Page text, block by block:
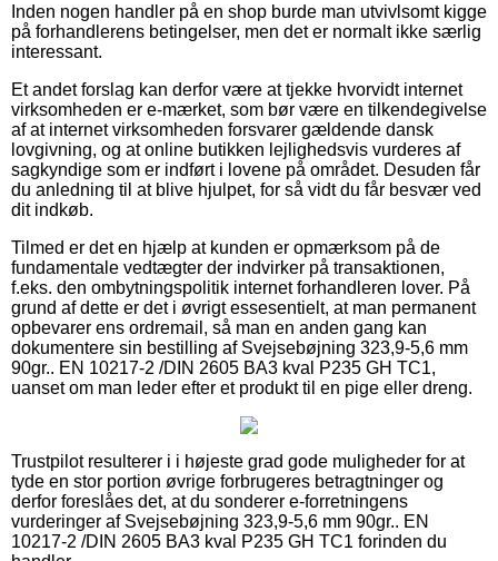
Inden nogen handler på en shop burde man utvivlsomt kigge
på forhandlerens betingelser, men det er normalt ikke særlig
interessant.
Et andet forslag kan derfor være at tjekke hvorvidt internet
virksomheden er e-mærket, som bør være en tilkendegivelse
af at internet virksomheden forsvarer gældende dansk
lovgivning, og at online butikken lejlighedsvis vurderes af
sagkyndige som er indført i lovene på området. Desuden får
du anledning til at blive hjulpet, for så vidt du får besvær ved
dit indkøb.
Tilmed er det en hjælp at kunden er opmærksom på de
fundamentale vedtægter der indvirker på transaktionen,
f.eks. den ombytningspolitik internet forhandleren lover. På
grund af dette er det i øvrigt essesentielt, at man permanent
opbevarer ens ordremail, så man en anden gang kan
dokumentere sin bestilling af Svejsebøjning 323,9-5,6 mm
90gr.. EN 10217-2 /DIN 2605 BA3 kval P235 GH TC1,
uanset om man leder efter et produkt til en pige eller dreng.
Trustpilot resulterer i i højeste grad gode muligheder for at
tyde en stor portion øvrige forbrugeres betragtninger og
derfor foreslåes det, at du sonderer e-forretningens
vurderinger af Svejsebøjning 323,9-5,6 mm 90gr.. EN
10217-2 /DIN 2605 BA3 kval P235 GH TC1 forinden du